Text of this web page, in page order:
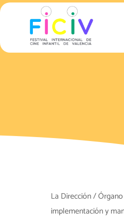
La Dirección /
implementación y